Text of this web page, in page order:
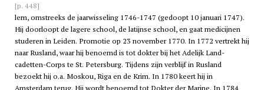
[p. 448]
lem, omstreeks de jaarwisseling 1746-1747 (gedoopt 10 januari 1747).
Hij doorloopt de lagere school, de latijnse school, en gaat medicijnen
studeren in Leiden. Promotie op 23 november 1770. In 1772 vertrekt hij
naar Rusland, waar hij benoemd is tot dokter bij het Adelijk Land-
cadetten-Corps te St. Petersburg. Tijdens zijn verblijf in Rusland
bezoekt hij o.a. Moskou, Riga en de Krim. In 1780 keert hij in